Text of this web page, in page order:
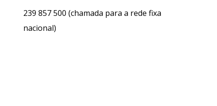
239 857 500 (chamada para a rede fixa
nacional)